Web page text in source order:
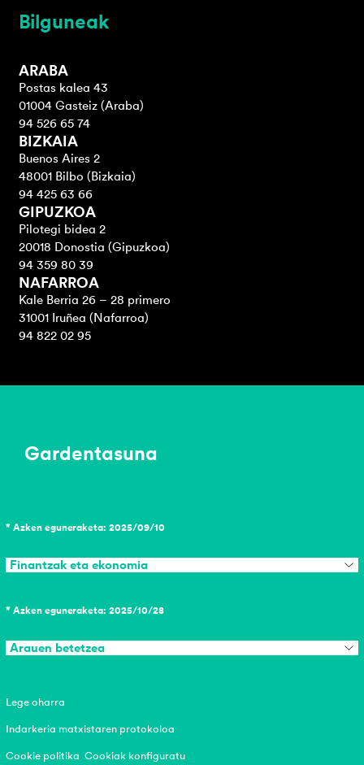
Bilguneak
ARABA
Postas kalea 43
01004 Gasteiz (Araba)
94 526 65 74
BIZKAIA
Buenos Aires 2
48001 Bilbo (Bizkaia)
94 425 63 66
GIPUZKOA
Pilotegi bidea 2
20018 Donostia (Gipuzkoa)
94 359 80 39
NAFARROA
Kale Berria 26 – 28 primero
31001 Iruñea (Nafarroa)
94 822 02 95
Gardentasuna
* Azken eguneraketa: 2025/09/10
Finantzak eta ekonomia
* Azken eguneraketa: 2025/10/28
Arauen betetzea
Lege oharra
Indarkeria matxistaren protokoloa
Cookie politika Cookiak konfiguratu